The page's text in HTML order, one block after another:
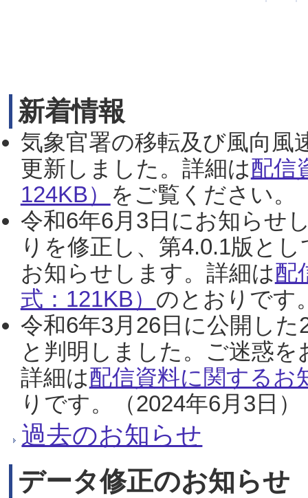
新着情報
気象官署の移転及び風向風
更新しました。詳細は配信
124KB） をご覧ください。
令和6年6月3日にお知らせ
りを修正し、第4.0.1版と
お知らせします。詳細は配
式：121KB） のとおりです
令和6年3月26日に公開し
と判明しました。ご迷惑
詳細は配信資料に関するお
りです。（2024年6月3日）
過去のお知らせ
データ修正のお知らせ